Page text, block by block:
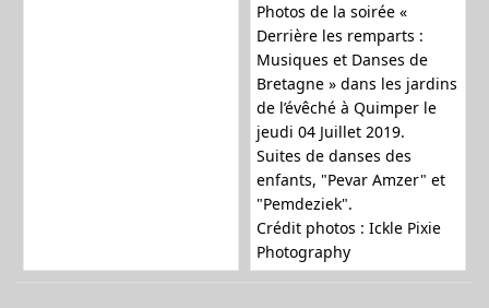
Photos de la soirée «
Derrière les remparts :
Musiques et Danses de
Bretagne » dans les jardins
de l’évêché à Quimper le
jeudi 04 Juillet 2019.
Suites de danses des
enfants, "Pevar Amzer" et
"Pemdeziek".
Crédit photos : Ickle Pixie
Photography